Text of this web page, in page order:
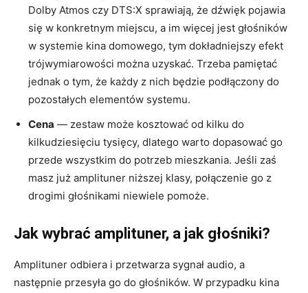
Dolby Atmos czy DTS:X sprawiają, że dźwięk pojawia
się w konkretnym miejscu, a im więcej jest głośników
w systemie kina domowego, tym dokładniejszy efekt
trójwymiarowości można uzyskać. Trzeba pamiętać
jednak o tym, że każdy z nich będzie podłączony do
pozostałych elementów systemu.
Cena — zestaw może kosztować od kilku do
kilkudziesięciu tysięcy, dlatego warto dopasować go
przede wszystkim do potrzeb mieszkania. Jeśli zaś
masz już amplituner niższej klasy, połączenie go z
drogimi głośnikami niewiele pomoże.
Jak wybrać amplituner, a jak głośniki?
Amplituner odbiera i przetwarza sygnał audio, a
następnie przesyła go do głośników. W przypadku kina